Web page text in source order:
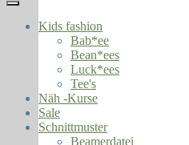
Kids fashion
Bab*ee
Bean*ees
Luck*ees
Tee's
Näh -Kurse
Sale
Schnittmuster
Beamerdatei